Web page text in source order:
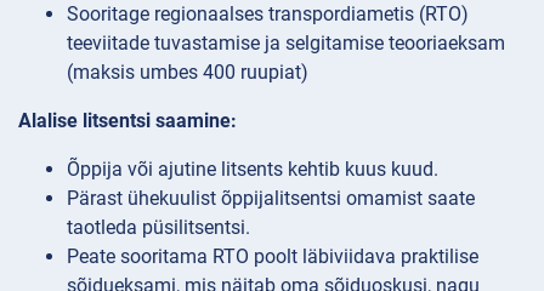
Sooritage regionaalses transpordiametis (RTO)
teeviitade tuvastamise ja selgitamise teooriaeksam
(maksis umbes 400 ruupiat)
Alalise litsentsi saamine:
Õppija või ajutine litsents kehtib kuus kuud.
Pärast ühekuulist õppijalitsentsi omamist saate
taotleda püsilitsentsi.
Peate sooritama RTO poolt läbiviidava praktilise
sõidueksami, mis näitab oma sõiduoskusi, nagu